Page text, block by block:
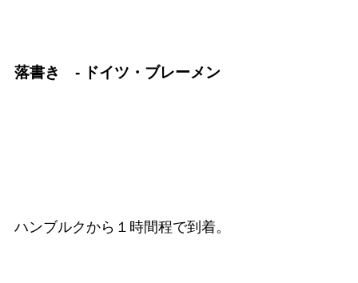
落書き - ドイツ・ブレーメン
ハンブルクから１時間程で到着。